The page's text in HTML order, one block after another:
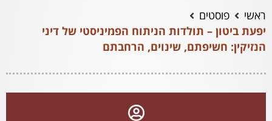
ראשי
פוסטים
יפעת ביטון – תולדות הניתוח הפמיניסטי של דיני
הנזיקין: חשיפתם, שינוים, הרחבתם